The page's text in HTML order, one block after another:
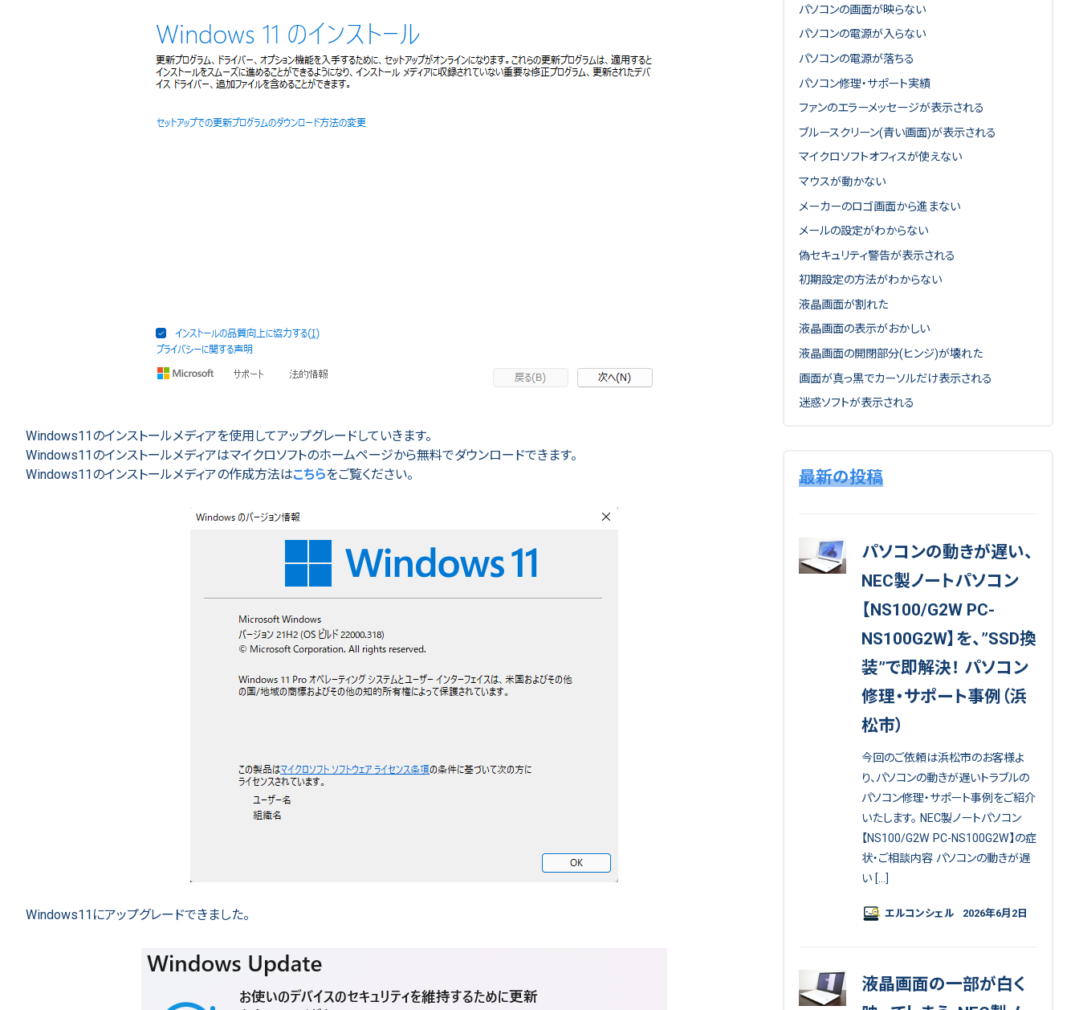
Windows11のインストールメディアを使用してアップグレードしていきます。
Windows11のインストールメディアはマイクロソフトのホームページから無料でダウンロードできます。
Windows11のインストールメディアの作成方法はこちらをご覧ください。
Windows11にアップグレードできました。
パソコンの画面が映らない
パソコンの電源が入らない
パソコンの電源が落ちる
パソコン修理・サポート実績
ファンのエラーメッセージが表示される
ブルースクリーン(青い画面)が表示される
マイクロソフトオフィスが使えない
マウスが動かない
メーカーのロゴ画面から進まない
メールの設定がわからない
偽セキュリティ警告が表示される
初期設定の方法がわからない
液晶画面が割れた
液晶画面の表示がおかしい
液晶画面の開閉部分(ヒンジ)が壊れた
画面が真っ黒でカーソルだけ表示される
迷惑ソフトが表示される
最新の投稿
パソコンの動きが遅い、
NEC製ノートパソコン
【NS100/G2W PC-
NS100G2W】を、”SSD換
装”で即解決！ パソコン
修理・サポート事例（浜
松市）
今回のご依頼は浜松市のお客様よ
り、パソコンの動きが遅いトラブルの
パソコン修理・サポート事例をご紹介
いたします。 NEC製ノートパソコン
【NS100/G2W PC-NS100G2W】の症
状・ご相談内容 パソコンの動きが遅
い […]
エルコンシェル 2026年6月2日
液晶画面の一部が白く